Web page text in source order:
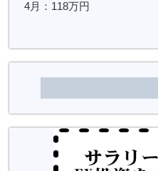
4月：118万円